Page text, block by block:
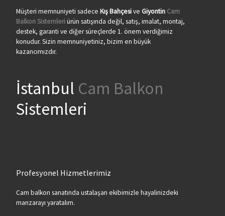
Müşteri memnuniyeti sadece Kış Bahçesive Giyontin Cam
Balkon Sistemleriürün satışında değil, satış, imalat, montaj,
destek, garanti ve diğer süreçlerde 1. önem verdiğimiz
konudur. Sizin memnuniyetiniz, bizim en büyük
kazancımızdır.
İstanbul Cam Balkon
Sistemleri
Profesyonel Hizmetlerimiz
Cam balkon sanatında ustalaşan ekibimizle hayalinizdeki
manzarayı yaratalım.